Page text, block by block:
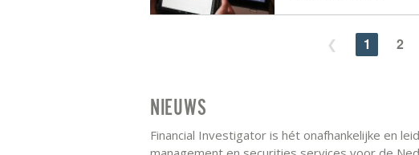
1 2
NIEUWS
Financial Investigator is hét onafhankelijke en